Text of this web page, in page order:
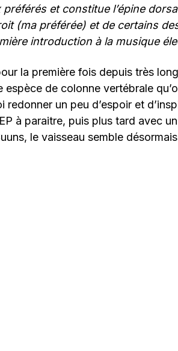
et constitue l’épine
(ma préférée) et de certains
introduction à la musique
la première fois depuis très
espèce de colonne vertébrale
redonner un peu d’espoir et
à paraitre, puis plus tard avec
le vaisseau semble